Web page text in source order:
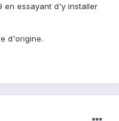
en essayant d'y installer
d'origine.